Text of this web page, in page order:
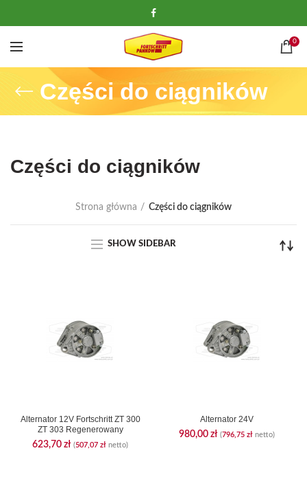
0
Części do ciągników
Części do ciągników
Strona główna Części do ciągników
SHOW SIDEBAR
Alternator 12V Fortschritt ZT 300
ZT 303 Regenerowany
623,70 zł (507,07 zł netto)
Alternator 24V
980,00 zł (796,75 zł netto)